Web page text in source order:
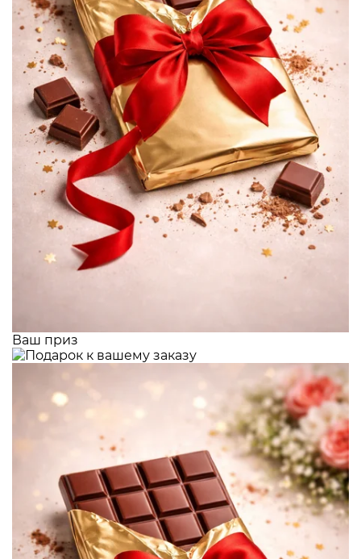
Ваш приз